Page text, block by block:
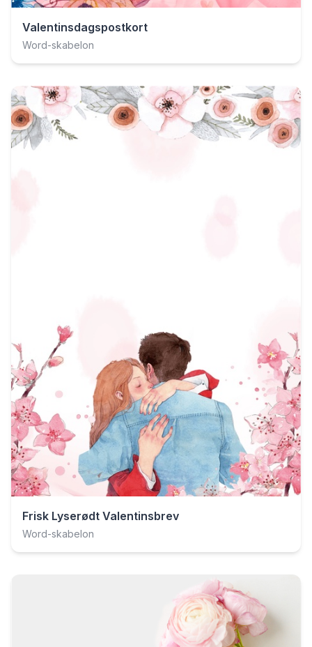
Valentinsdagspostkort
Word-skabelon
Frisk Lyserødt Valentinsbrev
Word-skabelon